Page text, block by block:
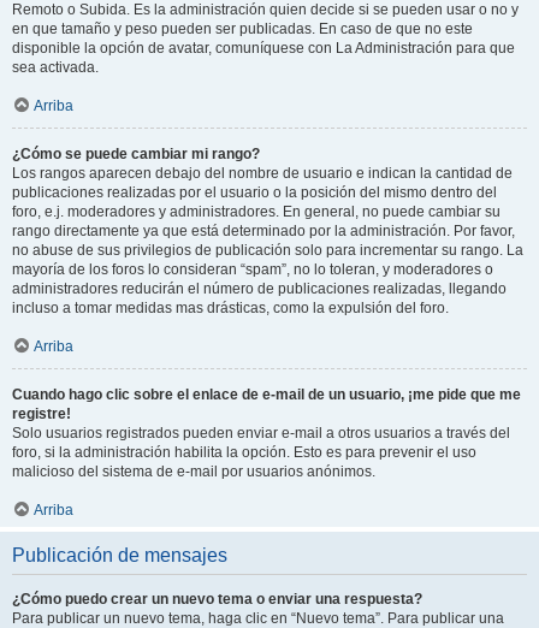
Remoto o Subida. Es la administración quien decide si se pueden usar o no y
en que tamaño y peso pueden ser publicadas. En caso de que no este
disponible la opción de avatar, comuníquese con La Administración para que
sea activada.
Arriba
¿Cómo se puede cambiar mi rango?
Los rangos aparecen debajo del nombre de usuario e indican la cantidad de
publicaciones realizadas por el usuario o la posición del mismo dentro del
foro, e.j. moderadores y administradores. En general, no puede cambiar su
rango directamente ya que está determinado por la administración. Por favor,
no abuse de sus privilegios de publicación solo para incrementar su rango. La
mayoría de los foros lo consideran “spam”, no lo toleran, y moderadores o
administradores reducirán el número de publicaciones realizadas, llegando
incluso a tomar medidas mas drásticas, como la expulsión del foro.
Arriba
Cuando hago clic sobre el enlace de e-mail de un usuario, ¡me pide que me
registre!
Solo usuarios registrados pueden enviar e-mail a otros usuarios a través del
foro, si la administración habilita la opción. Esto es para prevenir el uso
malicioso del sistema de e-mail por usuarios anónimos.
Arriba
Publicación de mensajes
¿Cómo puedo crear un nuevo tema o enviar una respuesta?
Para publicar un nuevo tema, haga clic en “Nuevo tema”. Para publicar una